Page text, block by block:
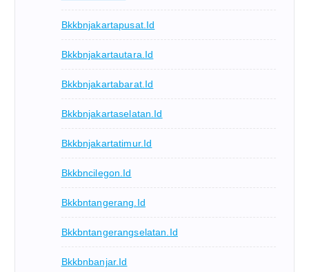
Bkkbnjakartapusat.id
Bkkbnjakartautara.id
Bkkbnjakartabarat.id
Bkkbnjakartaselatan.id
Bkkbnjakartatimur.id
Bkkbncilegon.id
Bkkbntangerang.id
Bkkbntangerangselatan.id
Bkkbnbanjar.id